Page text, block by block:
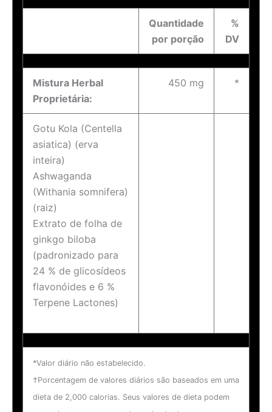
Quantidade
por porção
%
DV
Mistura Herbal
Proprietária:
450 mg *
Gotu Kola (Centella
asiatica) (erva
inteira)
Ashwaganda
(Withania somnifera)
(raiz)
Extrato de folha de
ginkgo biloba
(padronizado para
24 % de glicosídeos
flavonóides e 6 %
Terpene Lactones)
*Valor diário não estabelecido.
†Porcentagem de valores diários são baseados em uma
dieta de 2,000 calorias. Seus valores de dieta podem